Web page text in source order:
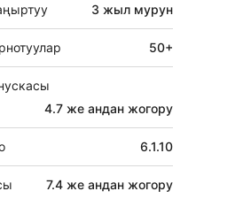
3 жыл мурун
50+
4.7 же андан жогору
6.1.10
7.4 же андан жогору